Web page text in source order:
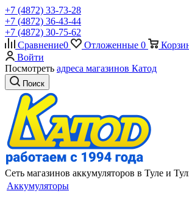
+7 (4872) 33-73-28
+7 (4872) 36-43-44
+7 (4872) 30-75-62
Сравнение0 Отложенные 0
Войти
Посмотреть адреса магазинов Катод
Поиск
Сеть магазинов аккумуляторов в Туле и
Аккумуляторы